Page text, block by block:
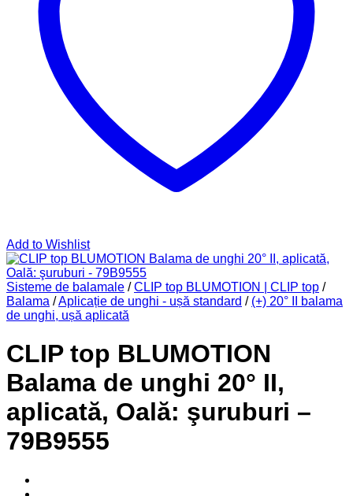
Add to Wishlist
Sisteme de balamale / CLIP top BLUMOTION | CLIP top /
Balama /Aplicație de unghi - ușă standard / (+) 20° II balama
de unghi, ușă aplicată
CLIP top BLUMOTION
Balama de unghi 20° II,
aplicată, Oală: şuruburi –
79B9555